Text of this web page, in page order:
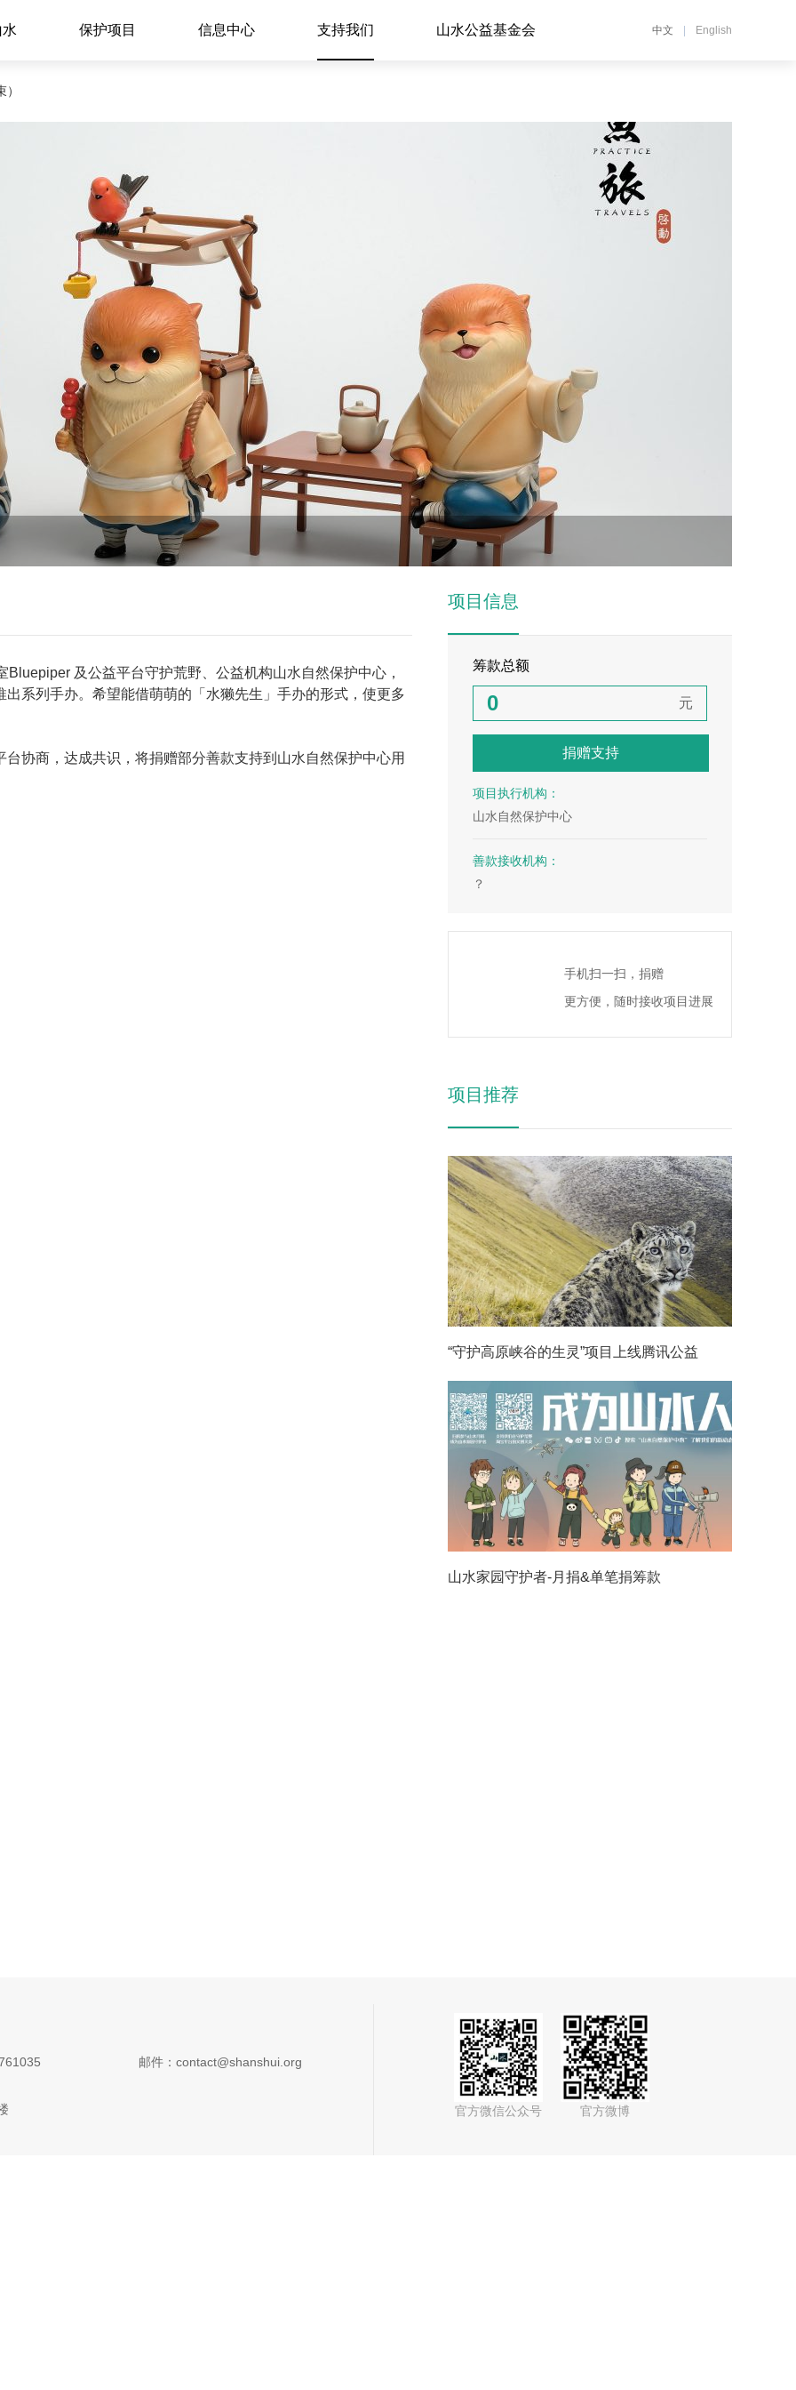
保护项目 信息中心 支持我们 山水公益基金会 中文 English
及公益平台守护荒野、公益机构山水自然保护中心，
系列手办。希望能借萌萌的「水獭先生」手办的形式，使更多
协商，达成共识，将捐赠部分善款支持到山水自然保护中心用
项目信息
筹款总额
0
1
2
3
5
7
元
捐赠支持
项目执行机构：
山水自然保护中心
善款接收机构：
？
手机扫一扫，捐赠
更方便，随时接收项目进展
项目推荐
“守护高原峡谷的生灵”项目上线腾讯公益
山水家园守护者-月捐&单笔捐筹款
邮件：contact@shanshui.org
官方微信公众号 官方微博